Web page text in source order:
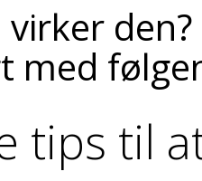
med
tips til